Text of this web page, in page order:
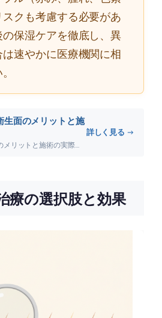
クも考慮する必要があ
の保湿ケアを徹底し、異
速やかに医療機関に相
生面のメリットと施
男性のVIO脱毛：衛生面のメリットと施術の実際について詳しく解説します。
詳しく見る →
療の選択肢と効果